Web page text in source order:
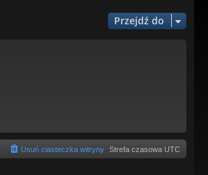
Przejdź do
Strefa czasowa UTC
Usuń ciasteczka witryny